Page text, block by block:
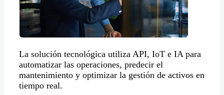
La solución tecnológica utiliza API, IoT e IA para
automatizar las operaciones, predecir el
mantenimiento y optimizar la gestión de activos en
tiempo real.